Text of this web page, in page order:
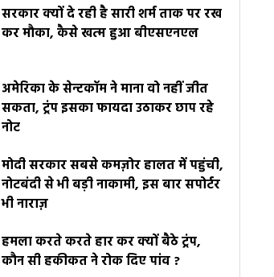
सरकार क्यों दे रही है सारी शर्म ताक पर रख
कर मौका, कैसे खत्म हुआ बीएसएनएल
अमेरिका के सेन्टकॉम ने माना वो नहीं जीत
सकता, ट्रंप इसका फायदा उठाकर छाप रहे
नोट
मोदी सरकार सबसे कमज़ोर हालत में पहुंची,
नोटबंदी से भी बड़ी नाकामी, इस बार सपोर्टर
भी नाराज़
हमला करते करते हार कर क्यों बैठे ट्रंप,
कौन सी हकीकत ने रोक दिए पांव ?